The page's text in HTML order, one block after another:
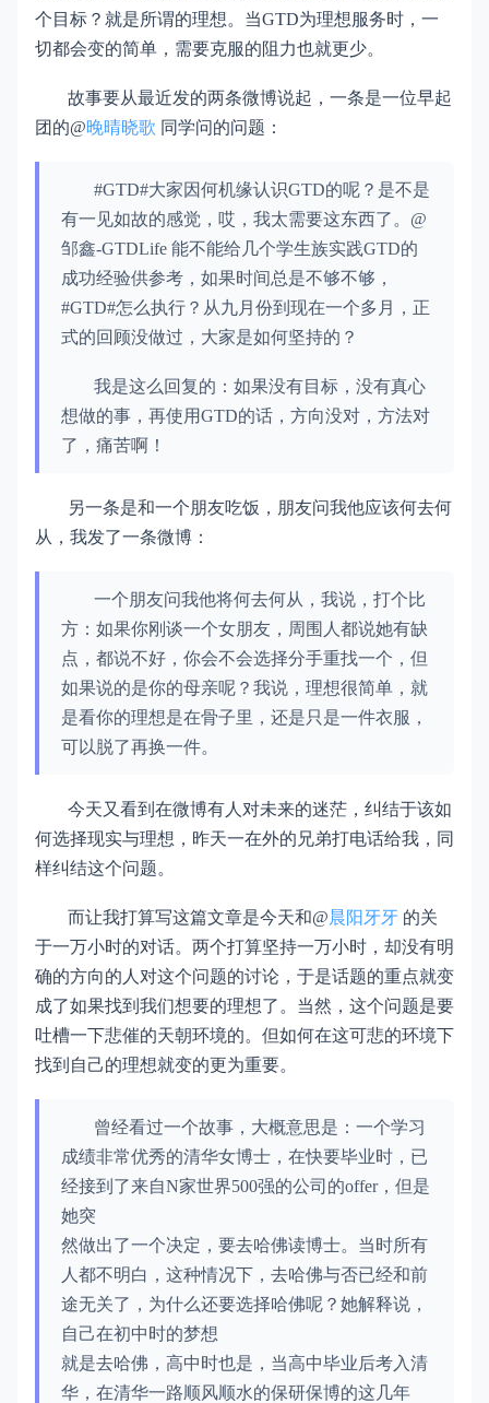
个目标？就是所谓的理想。当GTD为理想服务时，一
切都会变的简单，需要克服的阻力也就更少。
故事要从最近发的两条微博说起，一条是一位早起
团的@晚晴晓歌 同学问的问题：
#GTD#大家因何机缘认识GTD的呢？是不是
有一见如故的感觉，哎，我太需要这东西了。@
邹鑫-GTDLife 能不能给几个学生族实践GTD的
成功经验供参考，如果时间总是不够不够，
#GTD#怎么执行？从九月份到现在一个多月，正
式的回顾没做过，大家是如何坚持的？
我是这么回复的：如果没有目标，没有真心
想做的事，再使用GTD的话，方向没对，方法对
了，痛苦啊！
另一条是和一个朋友吃饭，朋友问我他应该何去何
从，我发了一条微博：
一个朋友问我他将何去何从，我说，打个比
方：如果你刚谈一个女朋友，周围人都说她有缺
点，都说不好，你会不会选择分手重找一个，但
如果说的是你的母亲呢？我说，理想很简单，就
是看你的理想是在骨子里，还是只是一件衣服，
可以脱了再换一件。
今天又看到在微博有人对未来的迷茫，纠结于该如
何选择现实与理想，昨天一在外的兄弟打电话给我，同
样纠结这个问题。
而让我打算写这篇文章是今天和@晨阳牙牙 的关
于一万小时的对话。两个打算坚持一万小时，却没有明
确的方向的人对这个问题的讨论，于是话题的重点就变
成了如果找到我们想要的理想了。当然，这个问题是要
吐槽一下悲催的天朝环境的。但如何在这可悲的环境下
找到自己的理想就变的更为重要。
曾经看过一个故事，大概意思是：一个学习
成绩非常优秀的清华女博士，在快要毕业时，已
经接到了来自N家世界500强的公司的offer，但是
她突
然做出了一个决定，要去哈佛读博士。当时所有
人都不明白，这种情况下，去哈佛与否已经和前
途无关了，为什么还要选择哈佛呢？她解释说，
自己在初中时的梦想
就是去哈佛，高中时也是，当高中毕业后考入清
华，在清华一路顺风顺水的保研保博的这几年